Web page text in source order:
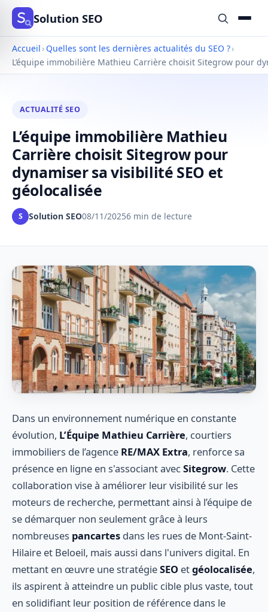
Solution SEO
Accueil › Quelles sont les dernières actualités du SEO ?›
L’équipe immobilière Mathieu Carrière choisit Sitegrow pour
ACTUALITÉ SEO
L’équipe immobilière Mathieu
Carrière choisit Sitegrow pour
dynamiser sa visibilité SEO et
géolocalisée
S Solution SEO08/11/20256 min de lecture
Dans un environnement numérique en constante
évolution, L’Équipe Mathieu Carrière, courtiers
immobiliers de l’agence RE/MAX Extra, renforce sa
présence en ligne en s'associant avecSitegrow. Cette
collaboration vise à améliorer leur visibilité sur les
moteurs de recherche, permettant ainsi à l’équipe de
se démarquer non seulement grâce à leurs
nombreuses pancartes dans les rues de Mont-Saint-
Hilaire et Beloeil, mais aussi dans l'univers digital. En
mettant en œuvre une stratégieSEO etgéolocalisée,
ils aspirent à atteindre un public cible plus vaste, tout
en solidifiant leur position de référence dans le